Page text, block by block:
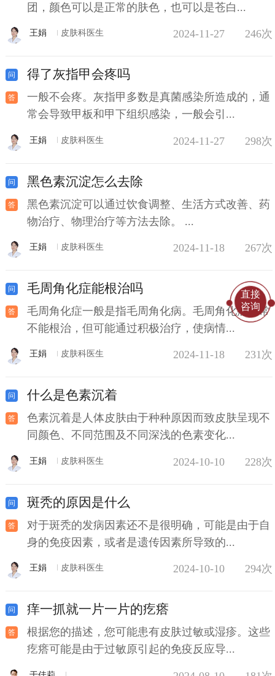
团，颜色可以是正常的肤色，也可以是苍白...
王娟 皮肤科医生 2024-11-27 246次
得了灰指甲会疼吗
一般不会疼。灰指甲多数是真菌感染所造成的，通
常会导致甲板和甲下组织感染，一般会引...
王娟 皮肤科医生 2024-11-27 298次
黑色素沉淀怎么去除
黑色素沉淀可以通过饮食调整、生活方式改善、药
物治疗、物理治疗等方法去除。 ...
王娟 皮肤科医生 2024-11-18 267次
毛周角化症能根治吗
毛周角化症一般是指毛周角化病。毛周角化病通常
不能根治，但可能通过积极治疗，使病情...
王娟 皮肤科医生 2024-11-18 231次
什么是色素沉着
色素沉着是人体皮肤由于种种原因而致皮肤呈现不
同颜色、不同范围及不同深浅的色素变化...
王娟 皮肤科医生 2024-10-10 228次
斑秃的原因是什么
对于斑秃的发病因素还不是很明确，可能是由于自
身的免疫因素，或者是遗传因素所导致的...
王娟 皮肤科医生 2024-10-10 294次
痒一抓就一片一片的疙瘩
根据您的描述，您可能患有皮肤过敏或湿疹。这些
疙瘩可能是由于过敏原引起的免疫反应导...
直接
咨询